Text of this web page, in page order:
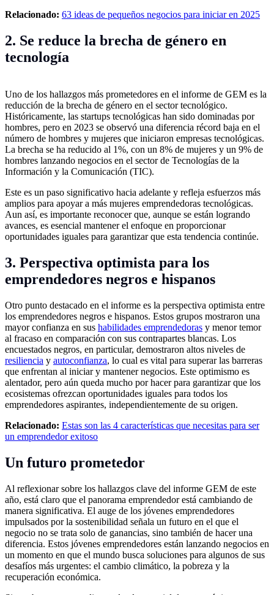
Relacionado: 63 ideas de pequeños negocios para iniciar en 2025
2. Se reduce la brecha de género en
tecnología
Uno de los hallazgos más prometedores en el informe de GEM es la
reducción de la brecha de género en el sector tecnológico.
Históricamente, las startups tecnológicas han sido dominadas por
hombres, pero en 2023 se observó una diferencia récord baja en el
número de hombres y mujeres que iniciaron empresas tecnológicas.
La brecha se ha reducido al 1%, con un 8% de mujeres y un 9% de
hombres lanzando negocios en el sector de Tecnologías de la
Información y la Comunicación (TIC).
Este es un paso significativo hacia adelante y refleja esfuerzos más
amplios para apoyar a más mujeres emprendedoras tecnológicas.
Aun así, es importante reconocer que, aunque se están logrando
avances, es esencial mantener el enfoque en proporcionar
oportunidades iguales para garantizar que esta tendencia continúe.
3. Perspectiva optimista para los
emprendedores negros e hispanos
Otro punto destacado en el informe es la perspectiva optimista entre
los emprendedores negros e hispanos. Estos grupos mostraron una
mayor confianza en sus habilidades emprendedoras y menor temor
al fracaso en comparación con sus contrapartes blancas. Los
encuestados negros, en particular, demostraron altos niveles de
resiliencia y autoconfianza, lo cual es vital para superar las barreras
que enfrentan al iniciar y mantener negocios. Este optimismo es
alentador, pero aún queda mucho por hacer para garantizar que los
ecosistemas ofrezcan oportunidades iguales para todos los
emprendedores aspirantes, independientemente de su origen.
Relacionado: Estas son las 4 características que necesitas para ser
un emprendedor exitoso
Un futuro prometedor
Al reflexionar sobre los hallazgos clave del informe GEM de este
año, está claro que el panorama emprendedor está cambiando de
manera significativa. El auge de los jóvenes emprendedores
impulsados por la sostenibilidad señala un futuro en el que el
negocio no se trata solo de ganancias, sino también de hacer una
diferencia. Estos jóvenes emprendedores están lanzando negocios en
un momento en que el mundo busca soluciones para algunos de sus
desafíos más urgentes: el cambio climático, la pobreza y la
recuperación económica.